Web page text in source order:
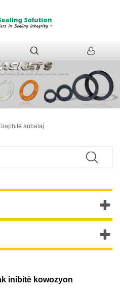
anbalaj
inibitè kowozyon